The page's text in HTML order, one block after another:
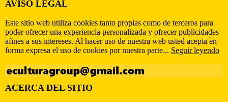
AVISO LEGAL
Este sitio web utiliza cookies tanto propias como de terceros para
poder ofrecer una experiencia personalizada y ofrecer publicidades
afines a sus intereses. Al hacer uso de nuestra web usted acepta en
forma expresa el uso de cookies por nuestra parte... Seguir leyendo
ACERCA DEL SITIO